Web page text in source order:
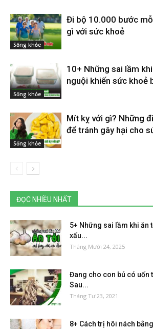
Sống khỏe
Đi bộ 10.000 bước
gì với sức khoẻ
Sống khỏe
10+ Những sai lầm
nguội khiến sức khoẻ
Sống khỏe
Mít kỵ với gì? Những
để tránh gây hại cho
ĐỌC NHIỀU NHẤT
5+ Những sai lầm khi ăn
xấu...
Tháng Mười 24, 2025
Đang cho con bú có uốn
Sau...
Tháng Tư 23, 2021
8+ Cách trị hôi nách